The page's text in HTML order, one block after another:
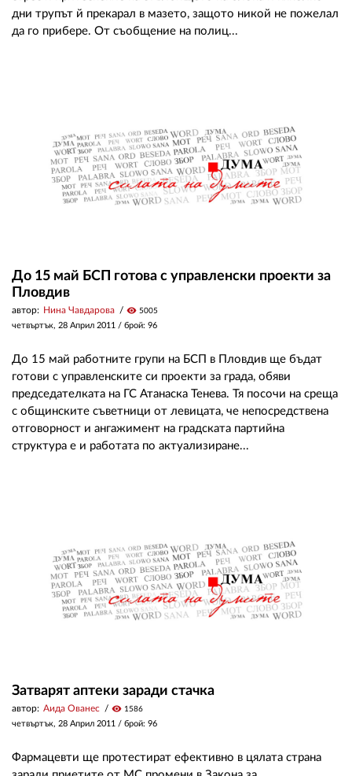
дни трупът й прекарал в мазето, защото никой не пожелал
да го прибере. От съобщение на полиц...
До 15 май БСП готова с управленски проекти за
Пловдив
автор: Нина Чавдарова visibility 5005
четвъртък, 28 Април 2011 / брой: 96
До 15 май работните групи на БСП в Пловдив ще бъдат
готови с управленските си проекти за града, обяви
председателката на ГС Атанаска Тенева. Тя посочи на среща
с общинските съветници от левицата, че непосредствена
отговорност и ангажимент на градската партийна
структура е и работата по актуализиране...
Затварят аптеки заради стачка
автор: Аида Ованес visibility 1586
четвъртък, 28 Април 2011 / брой: 96
Фармацевти ще протестират ефективно в цялата страна